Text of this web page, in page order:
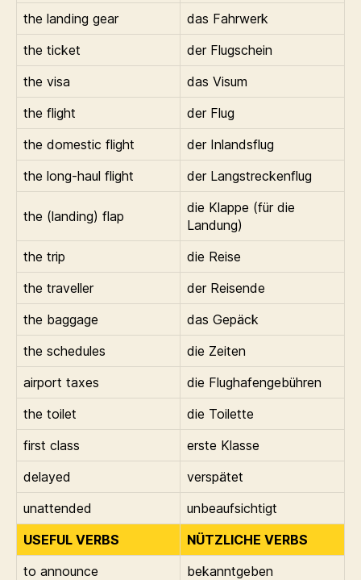
the landing gear
das Fahrwerk
the ticket
der Flugschein
the visa
das Visum
the flight
der Flug
the domestic flight
der Inlandsflug
the long-haul flight
der Langstreckenflug
the (landing) flap
die Klappe (für die
Landung)
the trip
die Reise
the traveller
der Reisende
the baggage
das Gepäck
the schedules
die Zeiten
airport taxes
die Flughafengebühren
the toilet
die Toilette
first class
erste Klasse
delayed
verspätet
unattended
unbeaufsichtigt
USEFUL VERBS
NÜTZLICHE VERBS
to announce
bekanntgeben